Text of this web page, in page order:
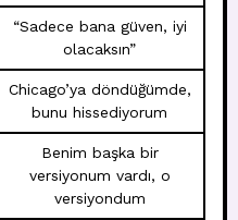
“Sadece bana güven, iyi
olacaksın”
Chicago’ya döndüğümde,
bunu hissediyorum
Benim başka bir
versiyonum vardı, o
versiyondum